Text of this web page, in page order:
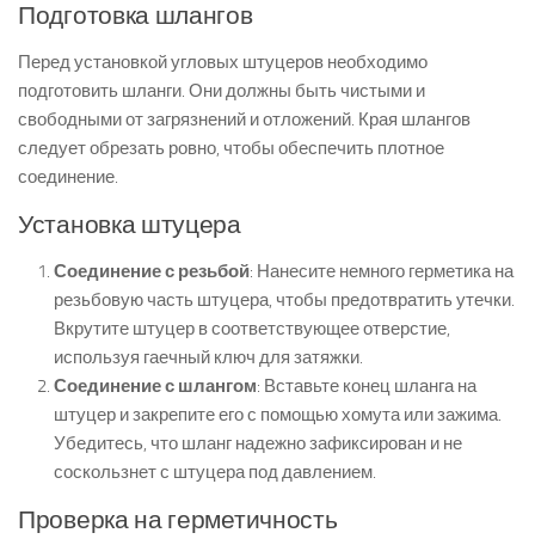
Подготовка шлангов
Перед установкой угловых штуцеров необходимо
подготовить шланги. Они должны быть чистыми и
свободными от загрязнений и отложений. Края шлангов
следует обрезать ровно, чтобы обеспечить плотное
соединение.
Установка штуцера
Соединение с резьбой: Нанесите немного герметика на
резьбовую часть штуцера, чтобы предотвратить утечки.
Вкрутите штуцер в соответствующее отверстие,
используя гаечный ключ для затяжки.
Соединение с шлангом: Вставьте конец шланга на
штуцер и закрепите его с помощью хомута или зажима.
Убедитесь, что шланг надежно зафиксирован и не
соскользнет с штуцера под давлением.
Проверка на герметичность